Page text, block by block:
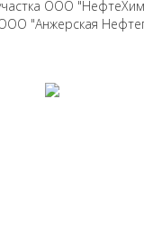
ООО "НефтеХим
"Анжерская